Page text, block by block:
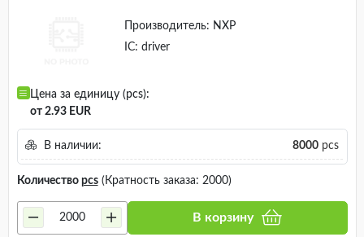
Производитель: NXP
IC: driver
Цена за единицу (pcs):
от 2.93 EUR
В наличии: 8000pcs
Количество pcs(Кратность заказа: 2000)
В корзину